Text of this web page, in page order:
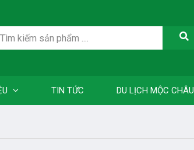
TIN TỨC DU LỊCH MỘC CHÂU